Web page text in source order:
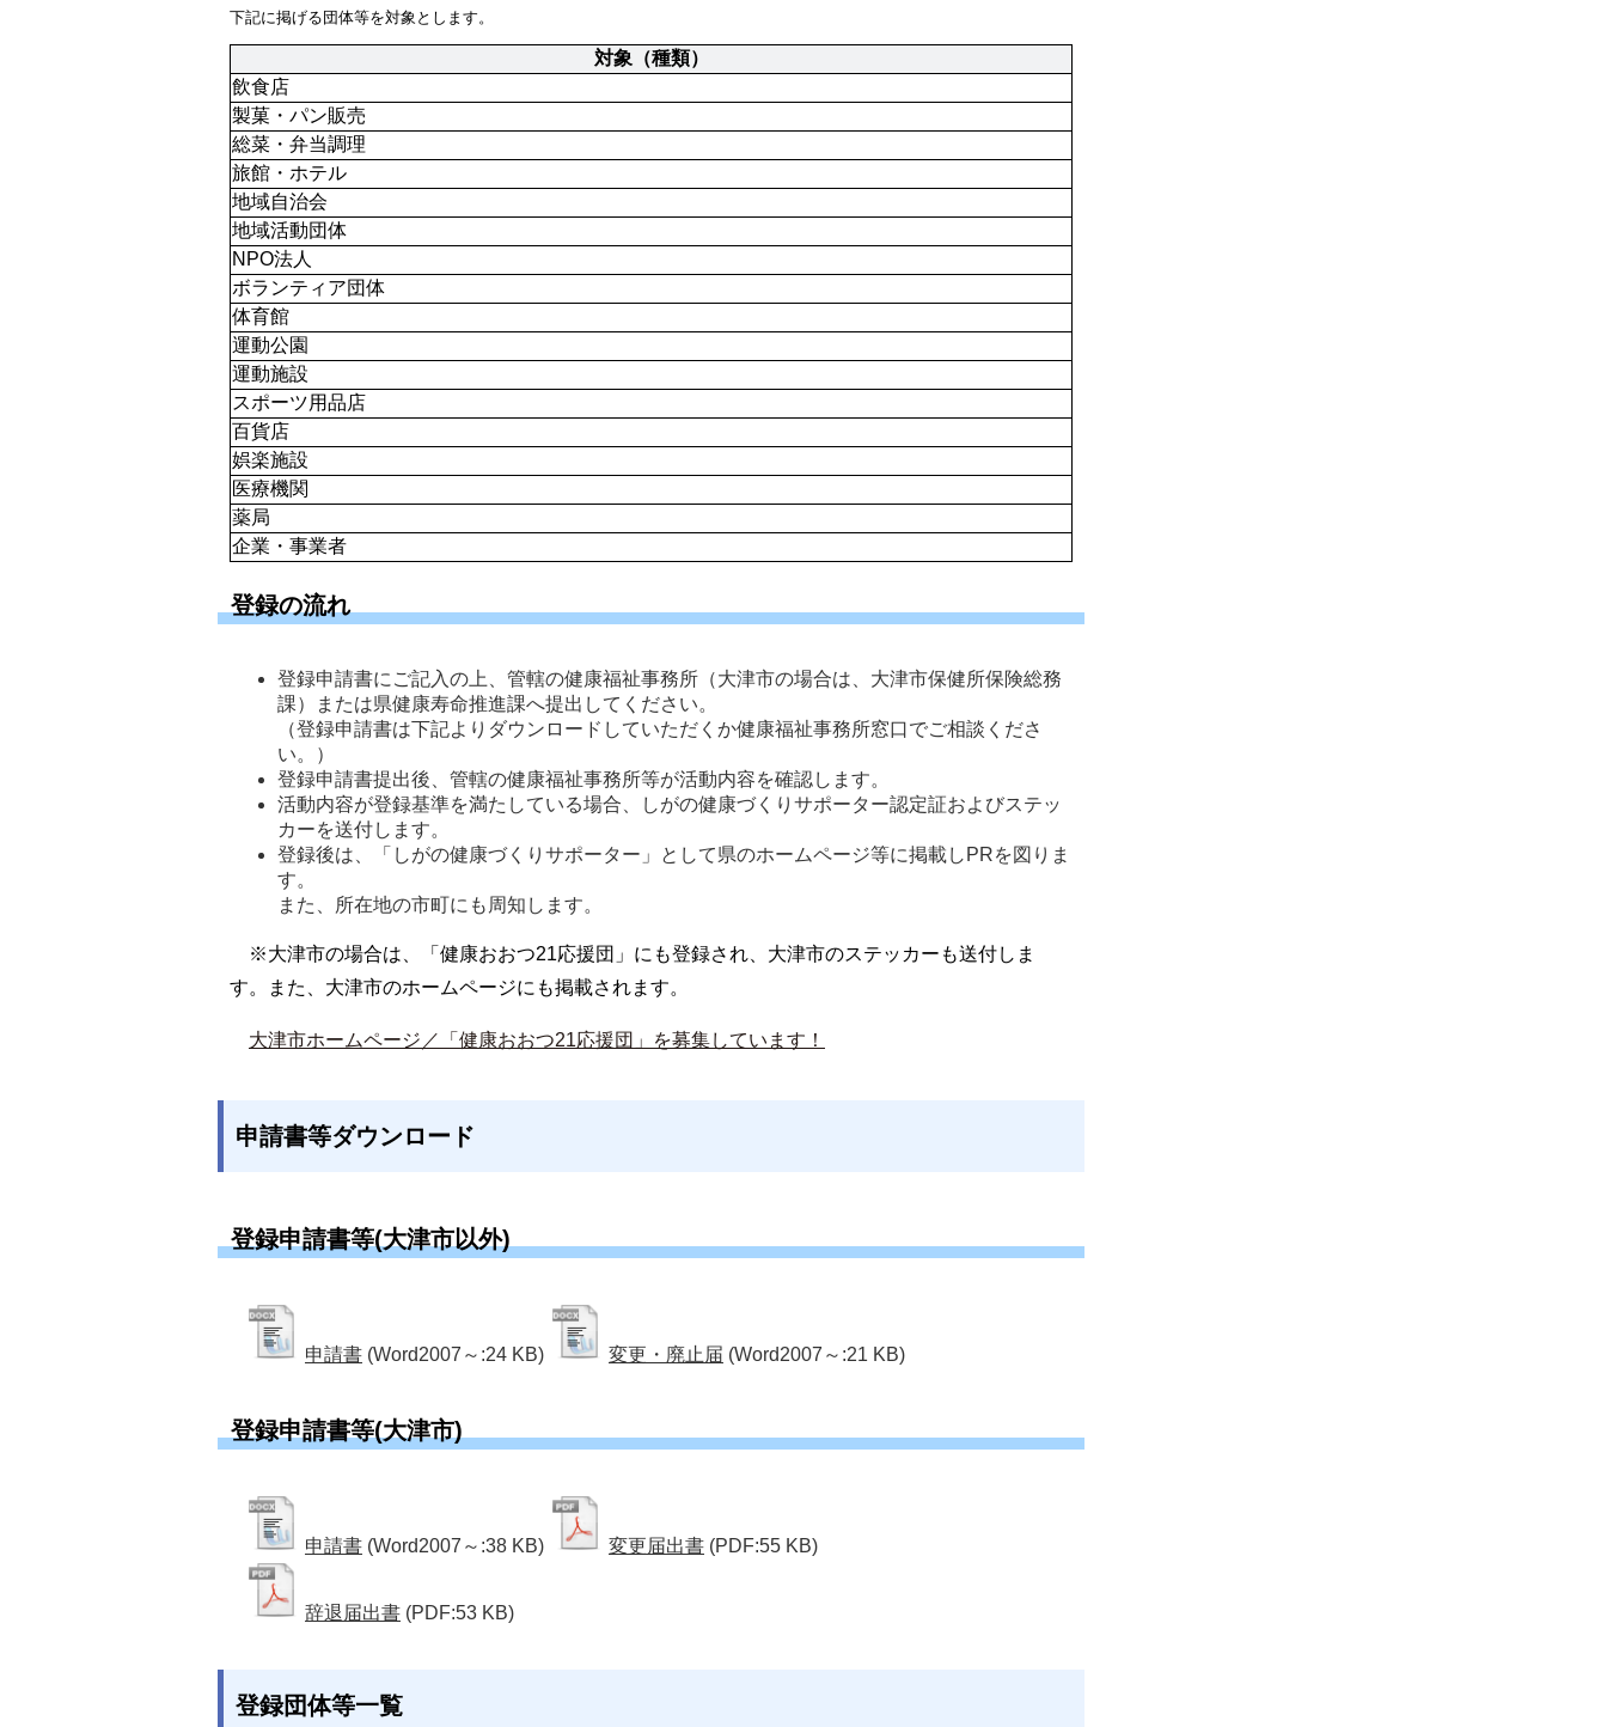
下記に掲げる団体等を対象とします。
対象（種類）
飲食店
製菓・パン販売
総菜・弁当調理
旅館・ホテル
地域自治会
地域活動団体
NPO法人
ボランティア団体
体育館
運動公園
運動施設
スポーツ用品店
百貨店
娯楽施設
医療機関
薬局
企業・事業者
登録の流れ
登録申請書にご記入の上、管轄の健康福祉事務所（大津市の場合は、大津市保健所保険総務
課）または県健康寿命推進課へ提出してください。
（登録申請書は下記よりダウンロードしていただくか健康福祉事務所窓口でご相談くださ
い。）
登録申請書提出後、管轄の健康福祉事務所等が活動内容を確認します。
活動内容が登録基準を満たしている場合、しがの健康づくりサポーター認定証およびステッ
カーを送付します。
登録後は、「しがの健康づくりサポーター」として県のホームページ等に掲載しPRを図りま
す。
また、所在地の市町にも周知します。
※大津市の場合は、「健康おおつ21応援団」にも登録され、大津市のステッカーも送付しま
す。また、大津市のホームページにも掲載されます。
大津市ホームページ／「健康おおつ21応援団」を募集しています！
申請書等ダウンロード
登録申請書等(大津市以外)
申請書 (Word2007～:24 KB) 変更・廃止届 (Word2007～:21 KB)
登録申請書等(大津市)
申請書 (Word2007～:38 KB) 変更届出書 (PDF:55 KB)
辞退届出書 (PDF:53 KB)
登録団体等一覧